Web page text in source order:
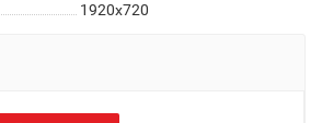
1920x720